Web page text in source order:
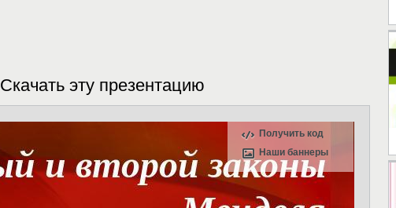
Скачать эту презентацию
Получить код
Наши баннеры